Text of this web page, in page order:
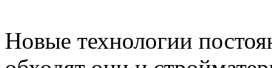
Новые технологии